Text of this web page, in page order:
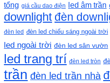
tổng giá cầu dao điện led âm trần
downlight đèn
đèn led đèn led chiếu sáng ngoài trời
led ngoài trời đèn led sân vườn
led trang trí đèn led tròn
trần đèn led trần nhà